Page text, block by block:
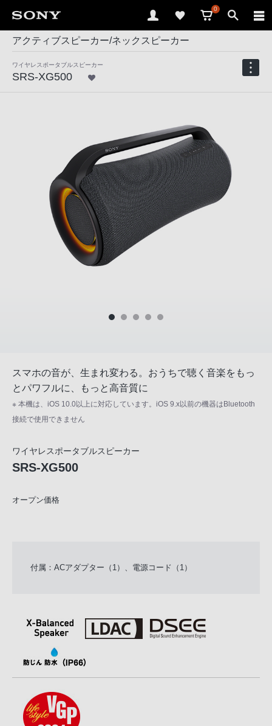
0
アクティブスピーカー/ネックスピーカー
ワイヤレスポータブルスピーカー
SRS-XG500
スマホの音が、生まれ変わる。おうちで聴く音楽をもっ
とパワフルに、もっと高音質に
※ 本機は、iOS 10.0以上に対応しています。iOS 9.x以前の機器はBluetooth
接続で使用できません
ワイヤレスポータブルスピーカー
SRS-XG500
オープン価格
付属：ACアダプター（1）、電源コード（1）